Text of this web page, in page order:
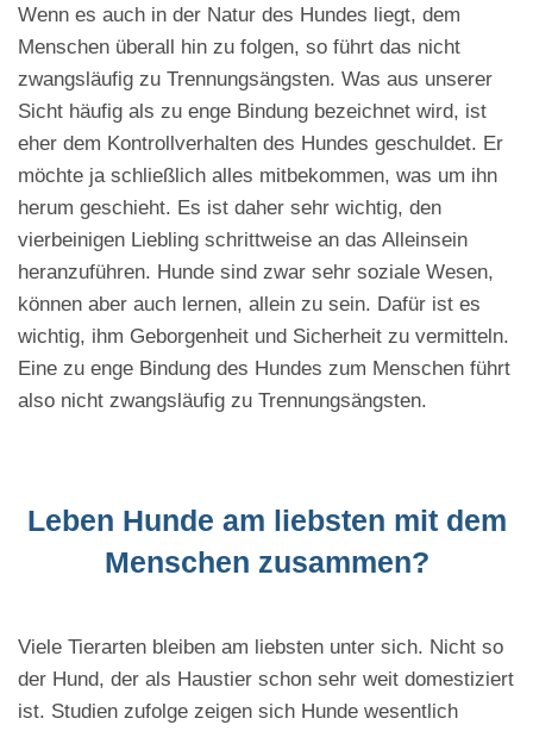
Wenn es auch in der Natur des Hundes liegt, dem
Menschen überall hin zu folgen, so führt das nicht
zwangsläufig zu Trennungsängsten. Was aus unserer
Sicht häufig als zu enge Bindung bezeichnet wird, ist
eher dem Kontrollverhalten des Hundes geschuldet. Er
möchte ja schließlich alles mitbekommen, was um ihn
herum geschieht. Es ist daher sehr wichtig, den
vierbeinigen Liebling schrittweise an das Alleinsein
heranzuführen. Hunde sind zwar sehr soziale Wesen,
können aber auch lernen, allein zu sein. Dafür ist es
wichtig, ihm Geborgenheit und Sicherheit zu vermitteln.
Eine zu enge Bindung des Hundes zum Menschen führt
also nicht zwangsläufig zu Trennungsängsten.
Leben Hunde am liebsten mit dem
Menschen zusammen?
Viele Tierarten bleiben am liebsten unter sich. Nicht so
der Hund, der als Haustier schon sehr weit domestiziert
ist. Studien zufolge zeigen sich Hunde wesentlich